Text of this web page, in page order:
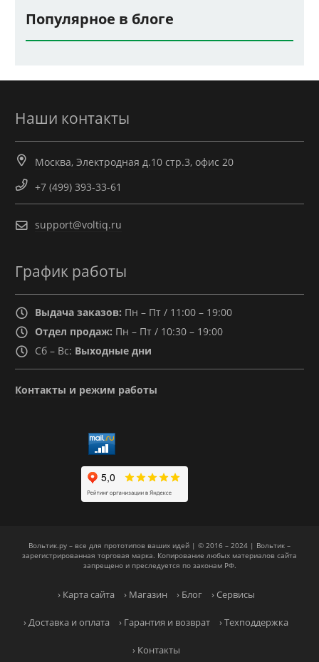
Популярное в блоге
Наши контакты
Москва, Электродная д.10 стр.3, офис 20
+7 (499) 393-33-61
support@voltiq.ru
График работы
Выдача заказов: Пн – Пт / 11:00 – 19:00
Отдел продаж: Пн – Пт / 10:30 – 19:00
Сб – Вс: Выходные дни
Контакты и режим работы
Вольтик.ру – все для прототипов ваших идей | © 2016 – 2024 | Вольтик –
зарегистрированная торговая марка. Копирование любых материалов сайта
запрещено и преследуется по законам РФ.
› Карта сайта › Магазин › Блог › Сервисы
› Доставка и оплата › Гарантия и возврат › Техподдержка
› Контакты